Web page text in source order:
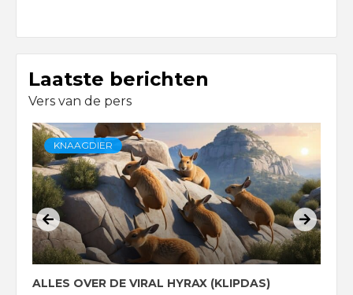
Laatste berichten
Vers van de pers
KNAAGDIER
ALLES OVER DE VIRAL HYRAX (KLIPDAS)